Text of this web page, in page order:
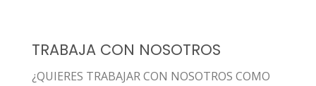
TRABAJA CON NOSOTROS
¿QUIERES TRABAJAR CON NOSOTROS COMO